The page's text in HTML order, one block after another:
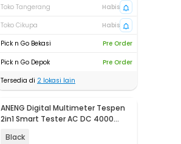
Toko Tangerang
Habis
Toko Cikupa
Habis
Pick n Go Bekasi
Pre Order
Pick n Go Depok
Pre Order
Tersedia di 2 lokasi lain
ANENG Digital Multimeter Tespen
2in1 Smart Tester AC DC 4000
Black